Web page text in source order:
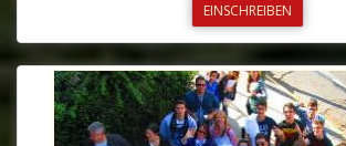
EINSCHREIBEN